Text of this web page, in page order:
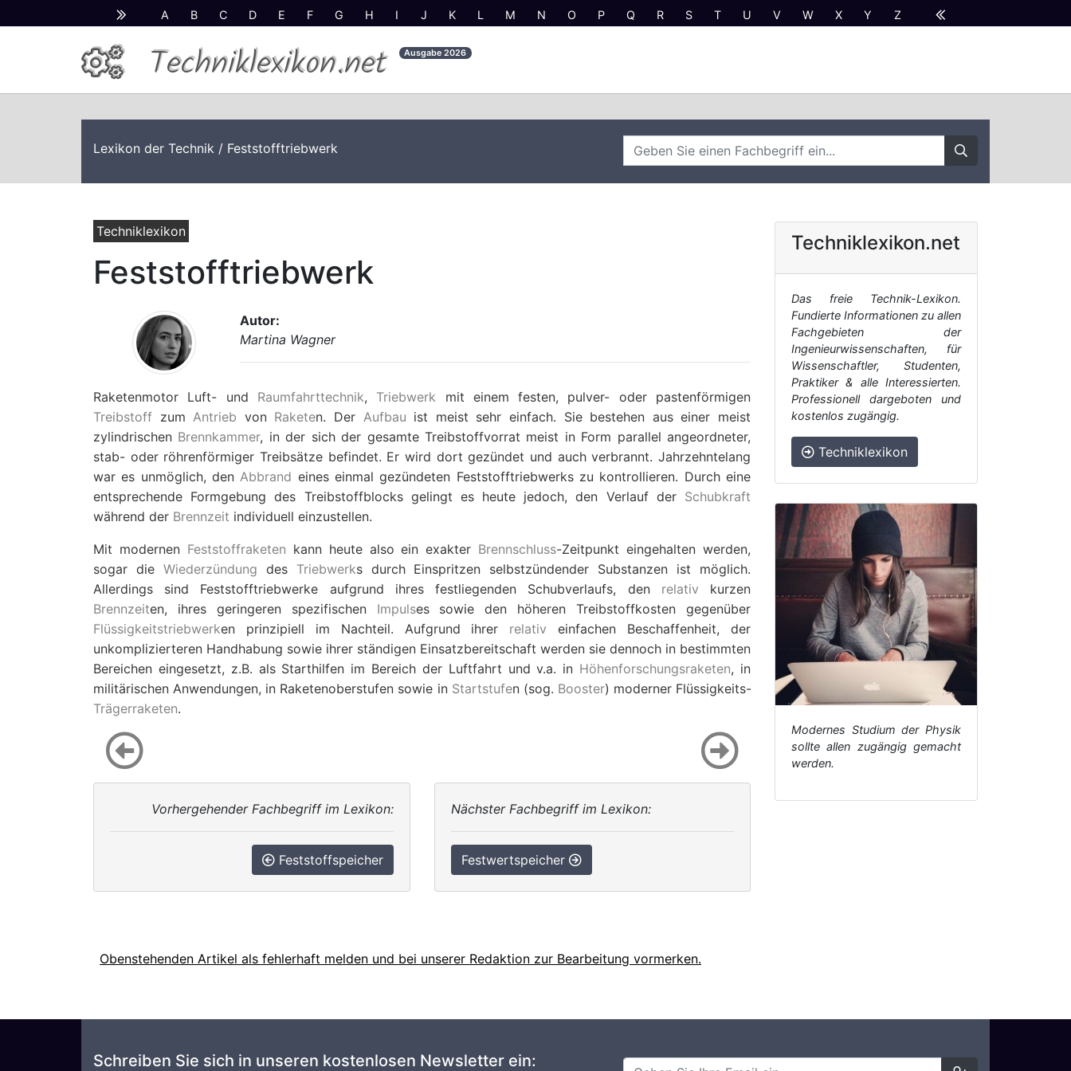
A B C D E F G H I J K L M N O P Q R S T U V W X Y Z
Techniklexikon.net Ausgabe2026
Lexikon der Technik / Feststofftriebwerk
Techniklexikon
Feststofftriebwerk
Autor:
Martina Wagner
Raketenmotor Luft- und Raumfahrttechnik, Triebwerk mit einem festen, pulver- oder pastenförmigen
Treibstoff zumAntrieb von Raketen. Der Aufbau ist meist sehr einfach. Sie bestehen aus einer meist
zylindrischen Brennkammer, in der sich der gesamte Treibstoffvorrat meist in Form parallel angeordneter,
stab- oder röhrenförmiger Treibsätze befindet. Er wird dort gezündet und auch verbrannt. Jahrzehntelang
war es unmöglich, denAbbrand eines einmal gezündeten Feststofftriebwerks zu kontrollieren. Durch eine
entsprechende Formgebung des Treibstoffblocks gelingt es heute jedoch, den Verlauf der Schubkraft
während der Brennzeit individuell einzustellen.
Mit modernen Feststoffraketen kann heute also ein exakter Brennschluss-Zeitpunkt eingehalten werden,
sogar die Wiederzündung des Triebwerks durch Einspritzen selbstzündender Substanzen ist möglich.
Allerdings sind Feststofftriebwerke aufgrund ihres festliegenden Schubverlaufs, den relativ kurzen
Brennzeiten, ihres geringeren spezifischen Impulses sowie den höheren Treibstoffkosten gegenüber
Flüssigkeitstriebwerken prinzipiell im Nachteil. Aufgrund ihrer relativ einfachen Beschaffenheit, der
unkomplizierteren Handhabung sowie ihrer ständigen Einsatzbereitschaft werden sie dennoch in bestimmten
Bereichen eingesetzt, z.B. als Starthilfen im Bereich der Luftfahrt und v.a. in Höhenforschungsraketen, in
militärischen Anwendungen, in Raketenoberstufen sowie in Startstufen (sog. Booster) moderner Flüssigkeits-
Trägerraketen.
Vorhergehender Fachbegriff im Lexikon:
Feststoffspeicher
Nächster Fachbegriff im Lexikon:
Festwertspeicher
Obenstehenden Artikel als fehlerhaft melden und bei unserer Redaktion zur Bearbeitung vormerken.
Techniklexikon.net
Das freie Technik-Lexikon.
Fundierte Informationen zu allen
Fachgebieten der
Ingenieurwissenschaften, für
Wissenschaftler, Studenten,
Praktiker & alle Interessierten.
Professionell dargeboten und
kostenlos zugängig.
Techniklexikon
Modernes Studium der Physik
sollte allen zugängig gemacht
werden.
Schreiben Sie sich in unseren kostenlosen Newsletter ein: